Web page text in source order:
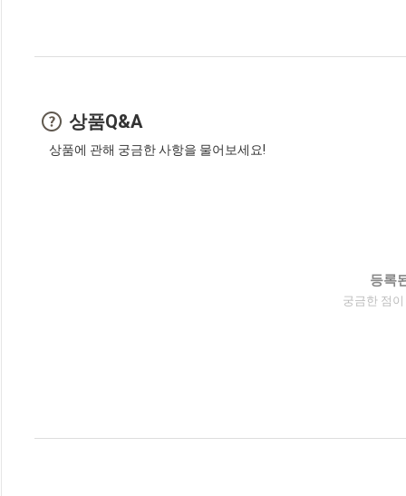
상품Q&A
상품에 관해 궁금한 사항을 물어보세요!
등록
궁금한 점